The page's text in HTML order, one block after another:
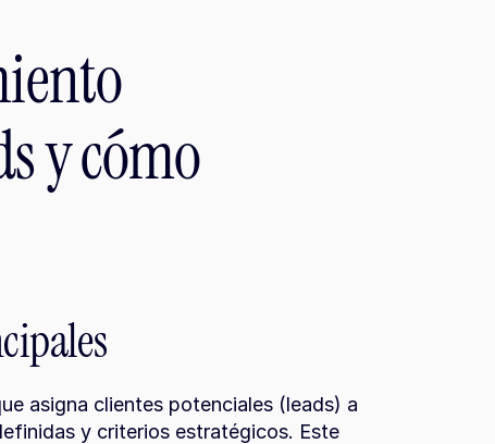
y cómo
asigna clientes potenciales (leads) a
y criterios estratégicos. Este